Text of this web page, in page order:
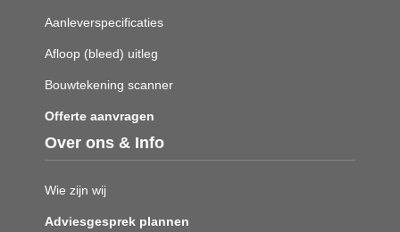
Aanleverspecificaties
Afloop (bleed) uitleg
Bouwtekening scanner
Offerte aanvragen
Over ons & Info
Wie zijn wij
Adviesgesprek plannen